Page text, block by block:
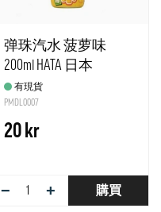
弹珠汽水 菠萝味
200ml HATA 日本
有現貨
PMDL0007
20 kr
− + 購買